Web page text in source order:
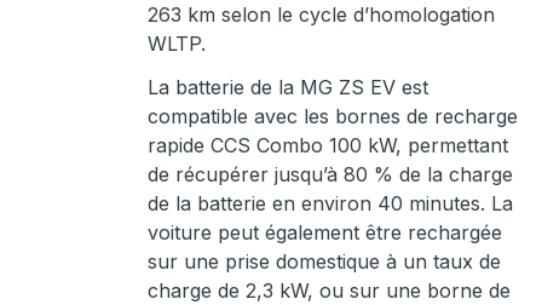
263 km selon le cycle d’homologation
WLTP.
La batterie de la MG ZS EV est
compatible avec les bornes de recharge
rapide CCS Combo 100 kW, permettant
de récupérer jusqu’à 80 % de la charge
de la batterie en environ 40 minutes. La
voiture peut également être rechargée
sur une prise domestique à un taux de
charge de 2,3 kW, ou sur une borne de